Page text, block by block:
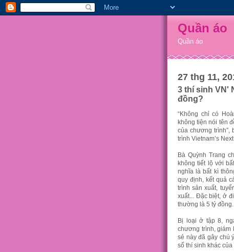
Quần áo
Quần áo
27 thg 11,
3 thí sinh VN'
đồng?
“Không chỉ có
không tiện nói tên
của chương trình”,
trình Vietnam’s
Bà Quỳnh Trang
không tiết lộ với
nghĩa là bất kì
quy định, kết quả
trình sản xuất,
xuất... Đặc biệt, ở
thường là 5 tỷ đồng.
Bị loại ở tập 8,
chương trình, giám
sẻ này đã gây chú
số thí sinh khác của